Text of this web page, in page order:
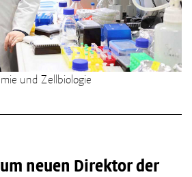
und Zellbiologie
neuen Direktor der